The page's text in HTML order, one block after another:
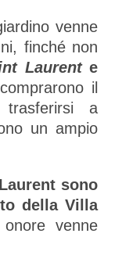
venne
finché non
Laurente
il
trasferirsi a
un ampio
sono
della Villa
venne